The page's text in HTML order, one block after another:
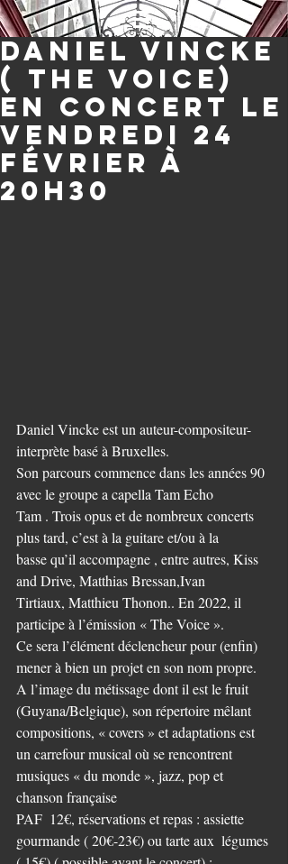
Daniel Vincke
( the Voice)
en concert le
vendredi 24
février à
20H30
Daniel Vincke est un auteur-compositeur-
interprète basé à Bruxelles.
Son parcours commence dans les années 90
avec le groupe a capella Tam Echo
Tam . Trois opus et de nombreux concerts
plus tard, c’est à la guitare et/ou à la
basse qu’il accompagne , entre autres, Kiss
and Drive, Matthias Bressan,Ivan
Tirtiaux, Matthieu Thonon.. En 2022, il
participe à l’émission « The Voice ».
Ce sera l’élément déclencheur pour (enfin)
mener à bien un projet en son nom propre.
A l’image du métissage dont il est le fruit
(Guyana/Belgique), son répertoire mêlant
compositions, « covers » et adaptations est
un carrefour musical où se rencontrent
musiques « du monde », jazz, pop et
chanson française
PAF  12€, réservations et repas : assiette
gourmande ( 20€-23€) ou tarte aux  légumes